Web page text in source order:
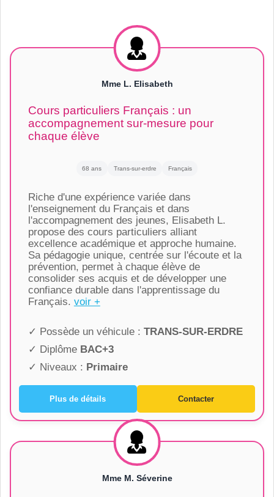
Mme L. Elisabeth
Cours particuliers Français : un
accompagnement sur-mesure pour
chaque élève
68 ans Trans-sur-erdre Français
Riche d'une expérience variée dans
l'enseignement du Français et dans
l'accompagnement des jeunes, Elisabeth L.
propose des cours particuliers alliant
excellence académique et approche humaine.
Sa pédagogie unique, centrée sur l'écoute et la
prévention, permet à chaque élève de
consolider ses acquis et de développer une
confiance durable dans l'apprentissage du
Français. voir +
✓ Possède un véhicule : TRANS-SUR-ERDRE
✓ Diplôme BAC+3
✓ Niveaux : Primaire
Plus de détails Contacter
Mme M. Séverine